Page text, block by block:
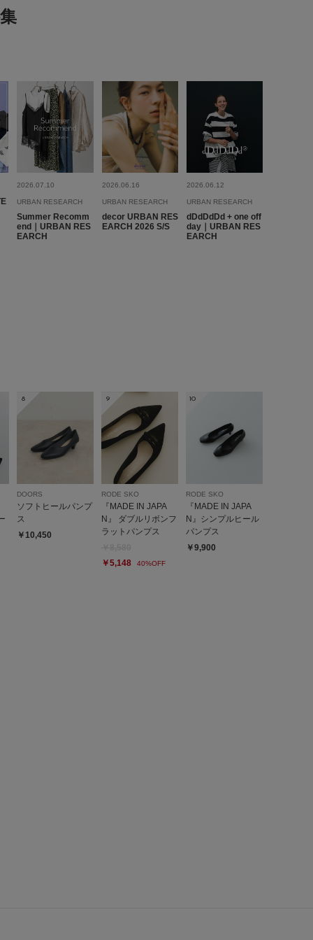
2026.07.10
URBAN RESEARCH
Summer Recomm
end｜URBAN RES
EARCH
2026.06.16
URBAN RESEARCH
decor URBAN RES
EARCH 2026 S/S
2026.06.12
URBAN RESEARCH
dDdDdDd + one off
day｜URBAN RES
EARCH
8
DOORS
ソフトヒールパンプ
ス
￥10,450
9
RODE SKO
『MADE IN JAPA
N』 ダブルリボンフ
ラットパンプス
￥5,148
40%OFF
10
RODE SKO
『MADE IN JAPA
N』シンプルヒール
パンプス
￥9,900